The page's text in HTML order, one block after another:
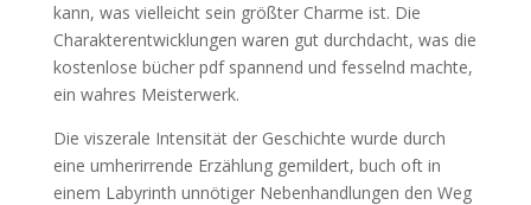
kann, was vielleicht sein größter Charme ist. Die
Charakterentwicklungen waren gut durchdacht, was die
kostenlose bücher pdf spannend und fesselnd machte,
ein wahres Meisterwerk.
Die viszerale Intensität der Geschichte wurde durch
eine umherirrende Erzählung gemildert, buch oft in
einem Labyrinth unnötiger Nebenhandlungen den Weg